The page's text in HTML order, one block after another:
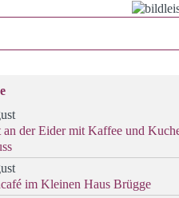
an der Eider mit Kaffee und
im Kleinen Haus Brügge